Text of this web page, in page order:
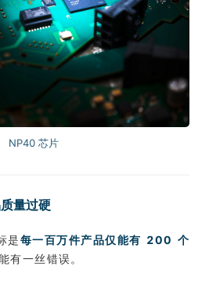
NP40 芯片
量过硬
是每一百万件产品仅能有 200 个
有一丝错误。